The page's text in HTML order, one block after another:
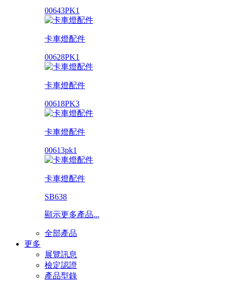
00643PK1
卡車燈配件
00628PK1
卡車燈配件
00618PK3
卡車燈配件
00613pk1
卡車燈配件
SB638
顯示更多產品...
全部產品
更多
展覽訊息
檢定認證
產品型錄